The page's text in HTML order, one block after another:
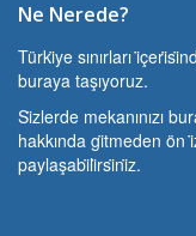
Ne Nerede?
Türki̇ye sınırları
buraya taşıyoruz.
Si̇zlerde mekanınızı
hakkında gi̇tmeden
paylaşabi̇li̇rsi̇ni̇z.